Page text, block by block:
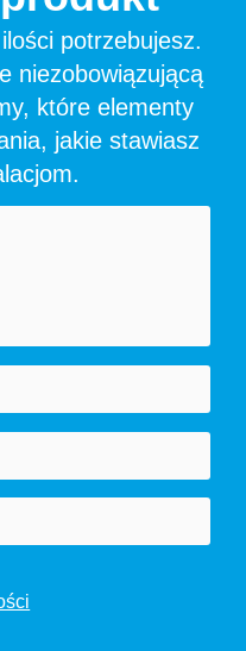
potrzebujesz.
niezobowiązującą
które elementy
jakie stawiasz